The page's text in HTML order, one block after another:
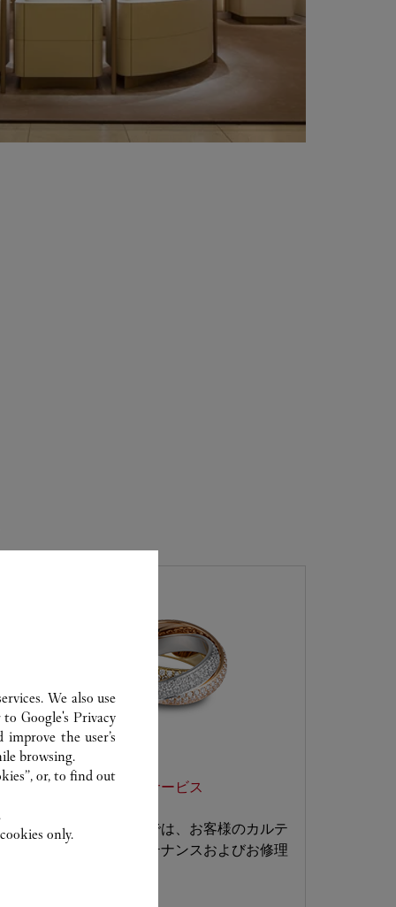
ジュエリー カスタマーサービス
カルティエ ブティックでは、お客様のカルテ
ィエ ジュエリーのメンテナンスおよびお修理
We also use
toGoogle's Privacy
the user’s
browsing.
or, to find out
only.